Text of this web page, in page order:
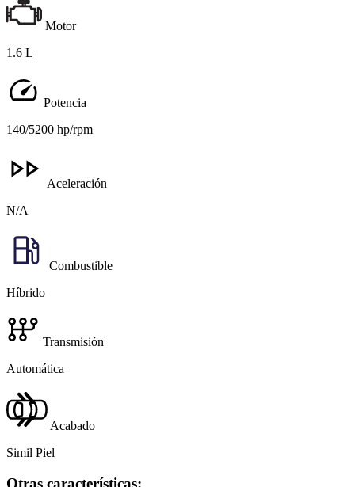
Motor
1.6 L
Potencia
140/5200 hp/rpm
Aceleración
N/A
Combustible
Híbrido
Transmisión
Automática
Acabado
Simil Piel
Otras características: